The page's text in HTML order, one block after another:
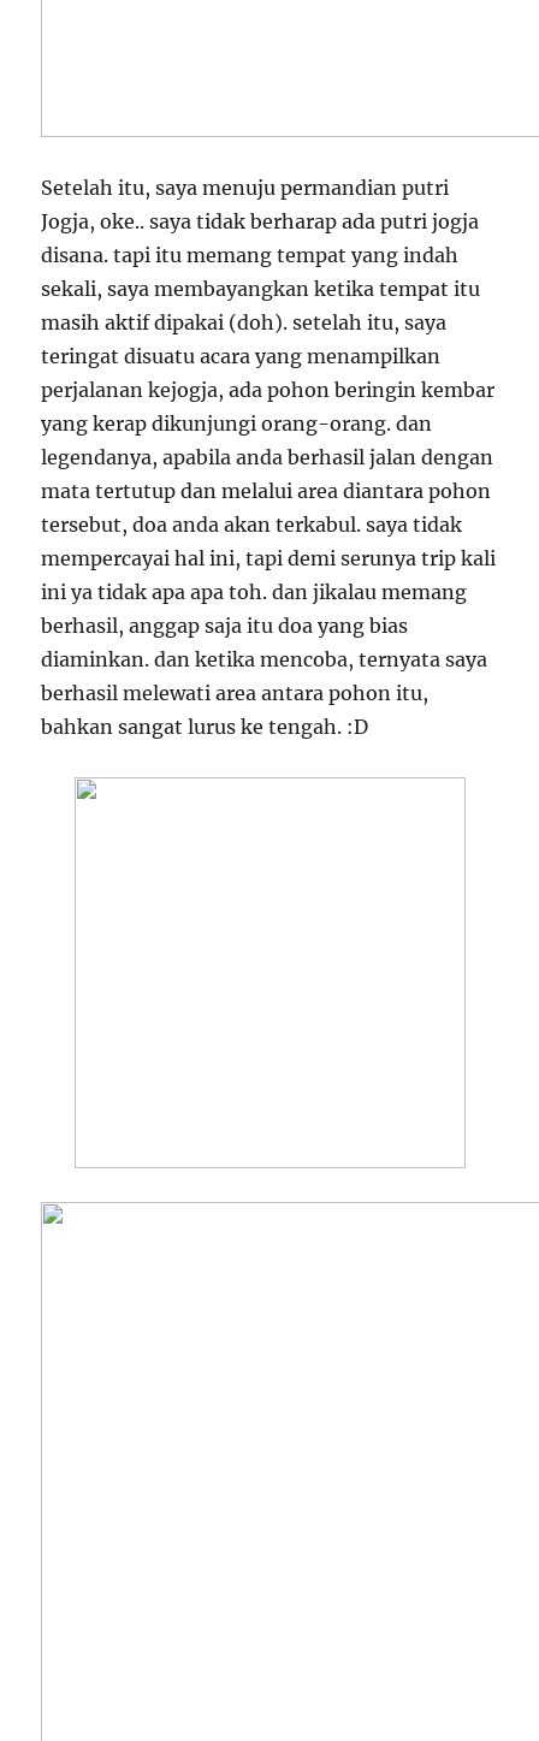
Setelah itu, saya menuju permandian putri
Jogja, oke.. saya tidak berharap ada putri jogja
disana. tapi itu memang tempat yang indah
sekali, saya membayangkan ketika tempat itu
masih aktif dipakai (doh). setelah itu, saya
teringat disuatu acara yang menampilkan
perjalanan kejogja, ada pohon beringin kembar
yang kerap dikunjungi orang-orang. dan
legendanya, apabila anda berhasil jalan dengan
mata tertutup dan melalui area diantara pohon
tersebut, doa anda akan terkabul. saya tidak
mempercayai hal ini, tapi demi serunya trip kali
ini ya tidak apa apa toh. dan jikalau memang
berhasil, anggap saja itu doa yang bias
diaminkan. dan ketika mencoba, ternyata saya
berhasil melewati area antara pohon itu,
bahkan sangat lurus ke tengah. :D